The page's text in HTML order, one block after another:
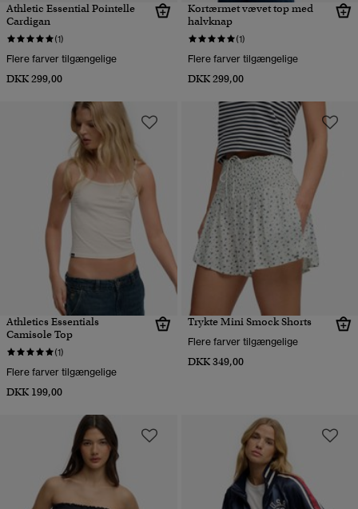
Athletic Essential Pointelle
Cardigan
(1)
Flere farver tilgængelige
DKK 299,00
Kortærmet vævet top med
halvknap
(1)
Flere farver tilgængelige
DKK 299,00
Athletics Essentials
Camisole Top
(1)
Flere farver tilgængelige
DKK 199,00
Trykte Mini Smock Shorts
Flere farver tilgængelige
DKK 349,00